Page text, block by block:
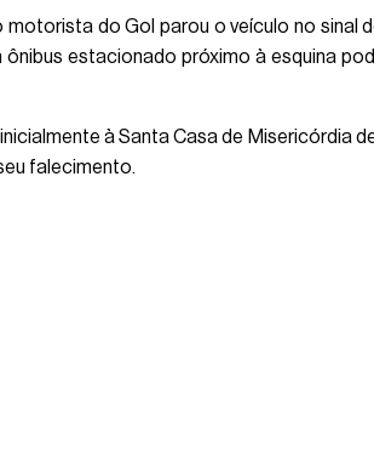
do Gol parou o veículo no sinal
estacionado próximo à esquina
à Santa Casa de Misericórdia
falecimento.